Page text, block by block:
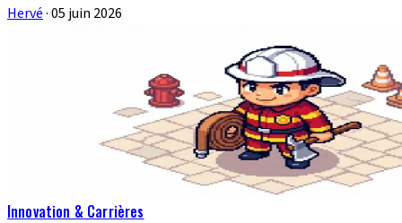
Hervé·05 juin 2026
Innovation & Carrières